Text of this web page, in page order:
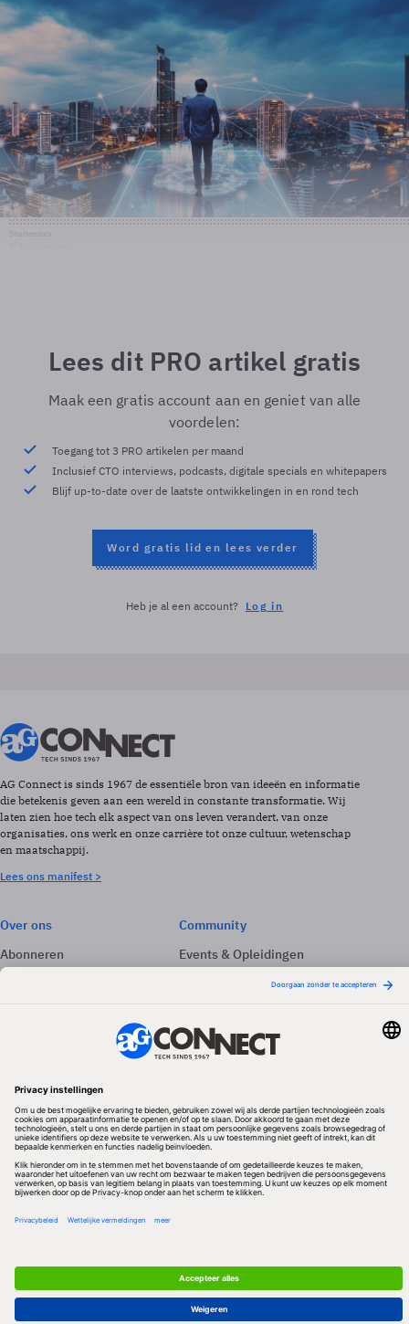
Lees dit PRO artikel gratis
Maak een gratis account aan en geniet van alle
voordelen:
Toegang tot 3 PRO artikelen per maand
Inclusief CTO interviews, podcasts, digitale specials en whitepapers
Blijf up-to-date over de laatste ontwikkelingen in en rond tech
Word gratis lid en lees verder
Heb je al een account? Log in
AG Connect is sinds 1967 de essentiële bron van ideeën en informatie
die betekenis geven aan een wereld in constante transformatie. Wij
laten zien hoe tech elk aspect van ons leven verandert, van onze
organisaties, ons werk en onze carrière tot onze cultuur, wetenschap
en maatschappij.
Lees ons manifest >
Over ons
Abonneren
Adverteren
Community
Events & Opleidingen
Volg ons
Redactionele partner
Algemene Voorwaarden & Copyrights